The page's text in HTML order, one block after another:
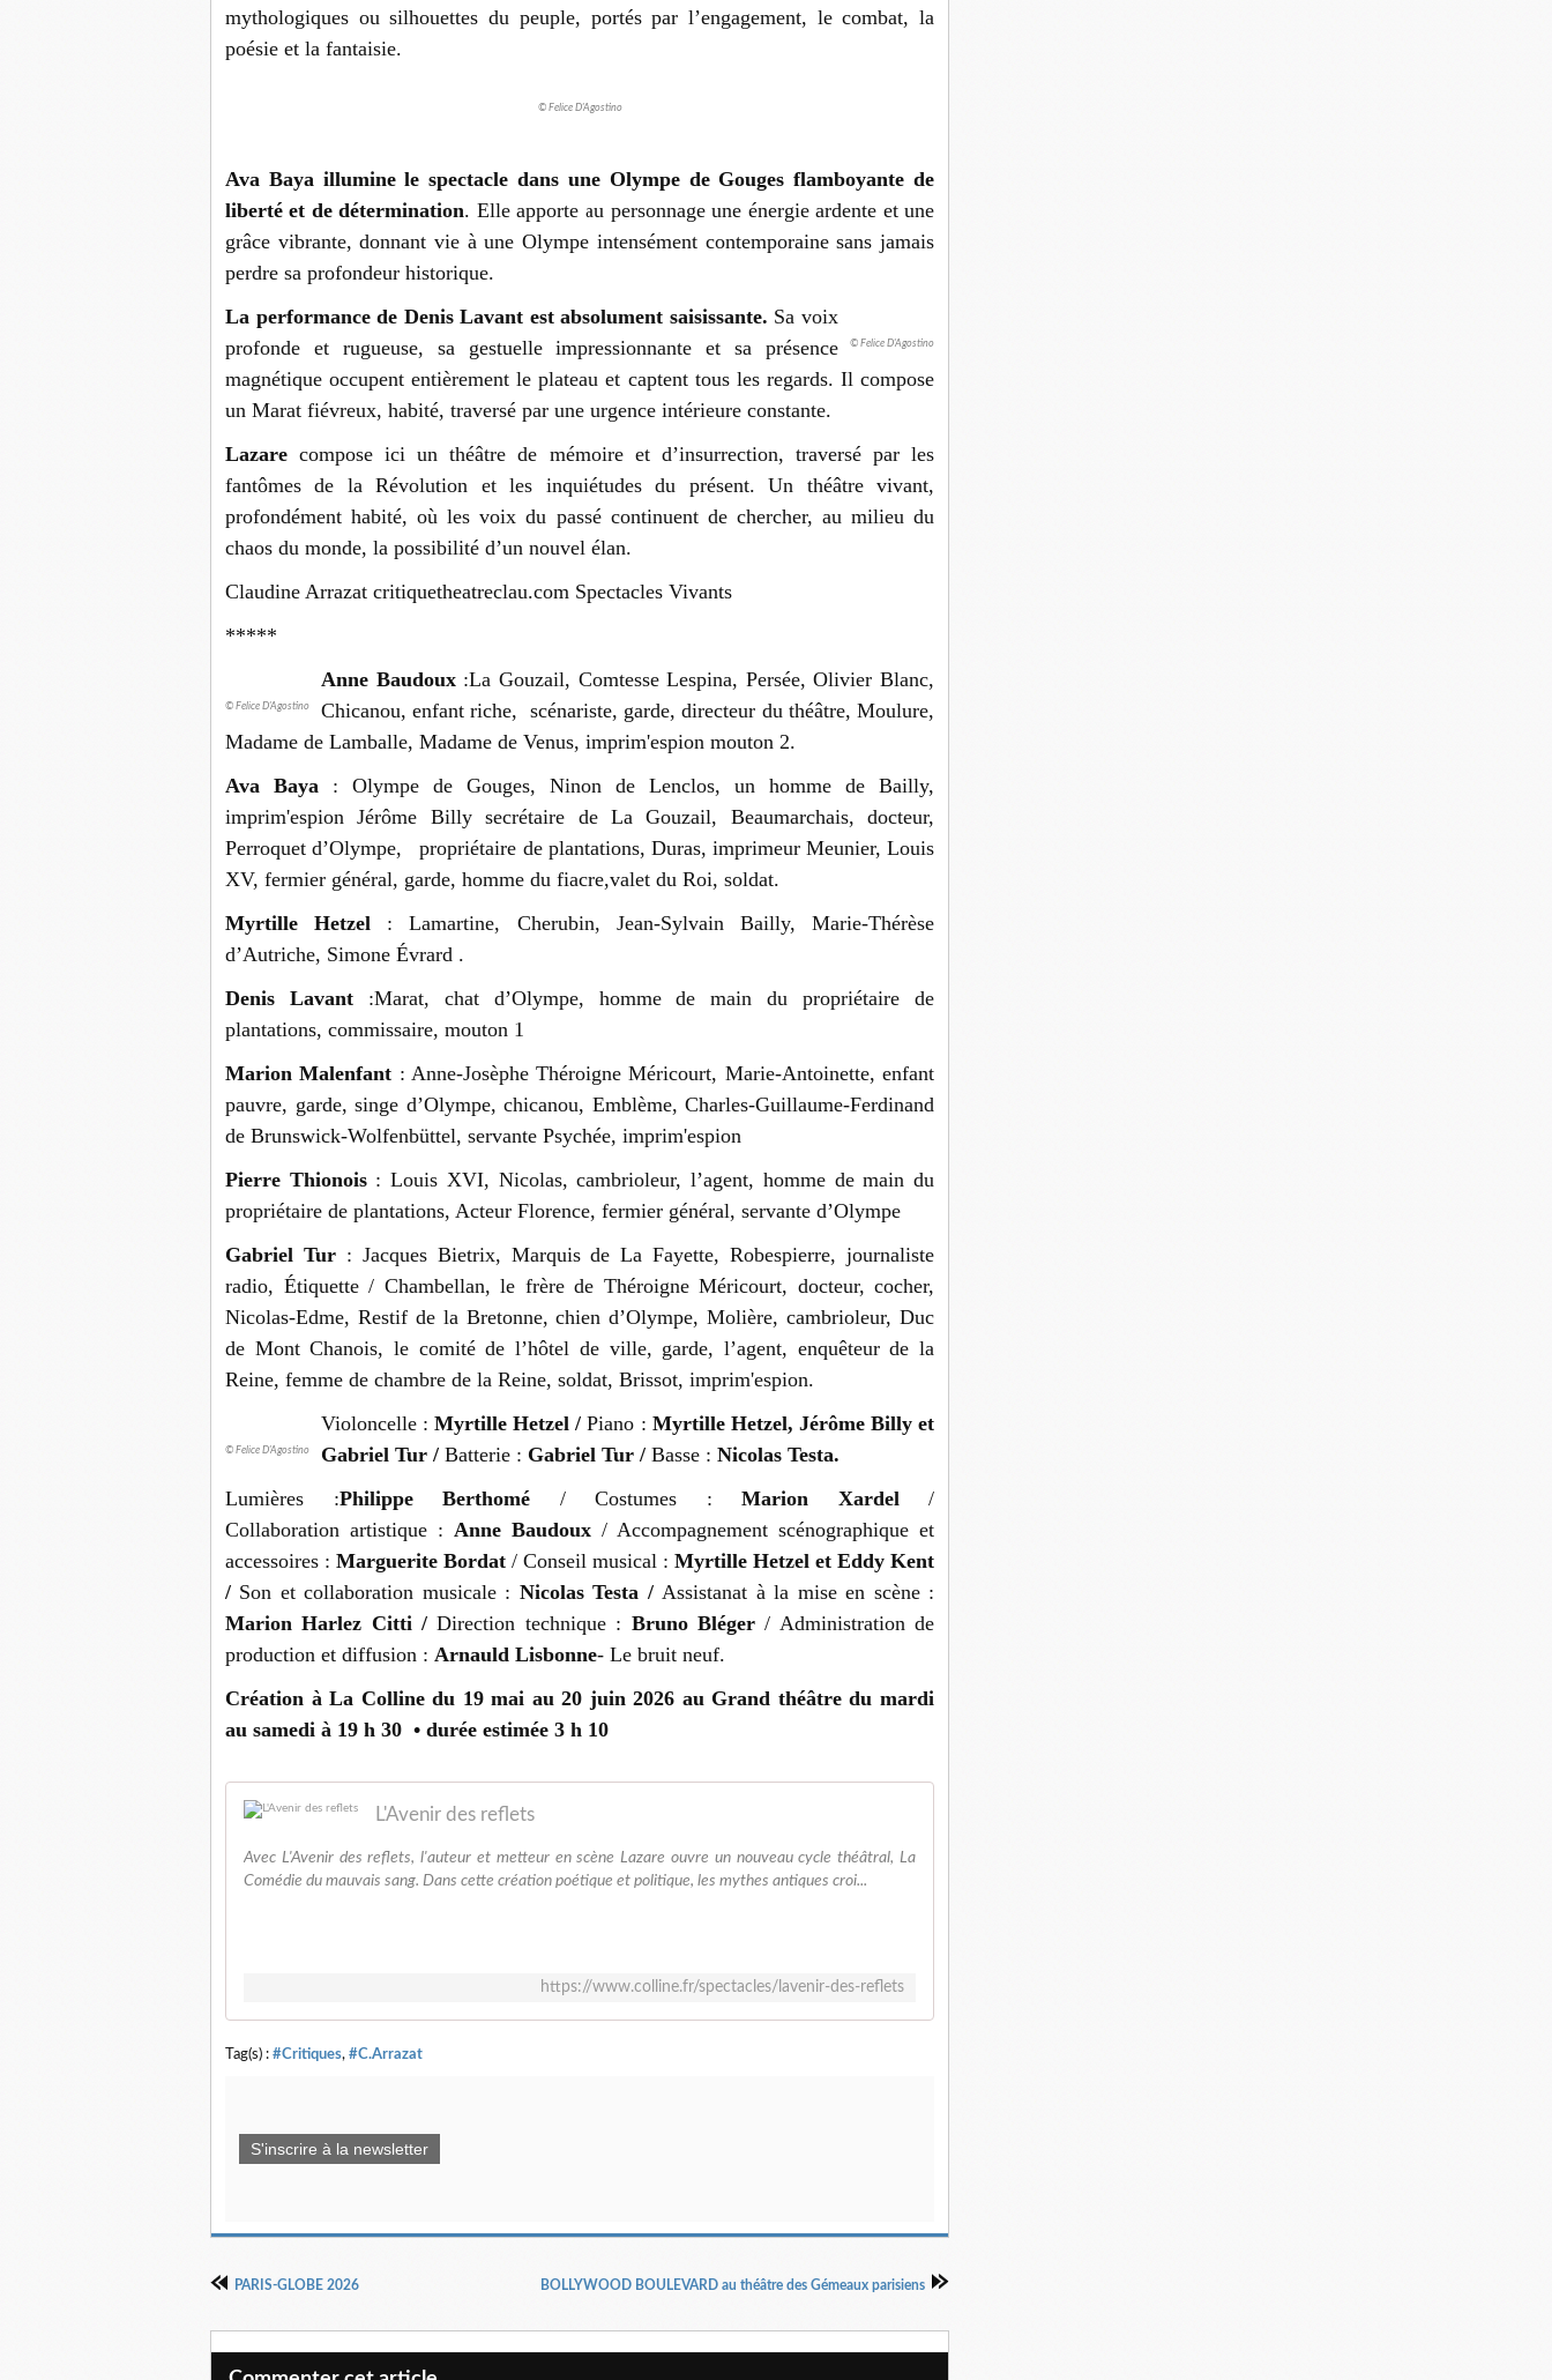
mythologiques ou silhouettes du peuple, portés par l’engagement, le combat, la
poésie et la fantaisie.
© Felice D'Agostino
Ava Baya illumine le spectacle dans une Olympe de Gouges flamboyante de
liberté et de détermination. Elle apporte au personnage une énergie ardente et une
grâce vibrante, donnant vie à une Olympe intensément contemporaine sans jamais
perdre sa profondeur historique.
© Felice D'Agostino
La performance de Denis Lavant est absolument saisissante. Sa voix
profonde et rugueuse, sa gestuelle impressionnante et sa présence
magnétique occupent entièrement le plateau et captent tous les regards. Il compose
un Marat fiévreux, habité, traversé par une urgence intérieure constante.
Lazarecompose ici un théâtre de mémoire et d’insurrection, traversé par les
fantômes de la Révolution et les inquiétudes du présent. Un théâtre vivant,
profondément habité, où les voix du passé continuent de chercher, au milieu du
chaos du monde, la possibilité d’un nouvel élan.
Claudine Arrazat critiquetheatreclau.com Spectacles Vivants
*****
© Felice D'Agostino
Anne Baudoux:La Gouzail, Comtesse Lespina, Persée, Olivier Blanc,
Chicanou, enfant riche, scénariste, garde, directeur du théâtre, Moulure,
Madame de Lamballe, Madame de Venus, imprim'espion mouton 2.
Ava Baya : Olympe de Gouges, Ninon de Lenclos, un homme de Bailly,
imprim'espion Jérôme Billy secrétaire de La Gouzail, Beaumarchais, docteur,
Perroquet d’Olympe, propriétaire de plantations, Duras, imprimeur Meunier, Louis
XV, fermier général, garde, homme du fiacre,valet du Roi, soldat.
Myrtille Hetzel : Lamartine, Cherubin, Jean-Sylvain Bailly, Marie-Thérèse
d’Autriche, Simone Évrard .
Denis Lavant :Marat, chat d’Olympe, homme de main du propriétaire de
plantations, commissaire, mouton 1
Marion Malenfant : Anne-Josèphe Théroigne Méricourt, Marie-Antoinette, enfant
pauvre, garde, singe d’Olympe, chicanou, Emblème, Charles-Guillaume-Ferdinand
de Brunswick-Wolfenbüttel, servante Psychée, imprim'espion
Pierre Thionois: Louis XVI, Nicolas, cambrioleur, l’agent, homme de main du
propriétaire de plantations, Acteur Florence, fermier général, servante d’Olympe
Gabriel Tur : Jacques Bietrix, Marquis de La Fayette, Robespierre, journaliste
radio, Étiquette / Chambellan, le frère de Théroigne Méricourt, docteur, cocher,
Nicolas-Edme, Restif de la Bretonne, chien d’Olympe, Molière, cambrioleur, Duc
de Mont Chanois, le comité de l’hôtel de ville, garde, l’agent, enquêteur de la
Reine, femme de chambre de la Reine, soldat, Brissot, imprim'espion.
© Felice D'Agostino
Violoncelle :Myrtille Hetzel /Piano : Myrtille Hetzel, Jérôme Billy et
Gabriel Tur / Batterie : Gabriel Tur / Basse : Nicolas Testa.
Lumières :Philippe Berthomé / Costumes : Marion Xardel/
Collaboration artistique : Anne Baudoux / Accompagnement scénographique et
accessoires : Marguerite Bordat / Conseil musical : Myrtille Hetzel et Eddy Kent
/ Son et collaboration musicale : Nicolas Testa /Assistanat à la mise en scène :
Marion Harlez Citti /Direction technique : Bruno Bléger/ Administration de
production et diffusion : Arnauld Lisbonne- Le bruit neuf.
Création à La Colline du 19 mai au 20 juin 2026 au Grand théâtre du mardi
au samedi à 19 h 30 • durée estimée 3 h 10
L'Avenir des reflets
Avec L'Avenir des reflets, l'auteur et metteur en scène Lazare ouvre un nouveau cycle théâtral, La
Comédie du mauvais sang. Dans cette création poétique et politique, les mythes antiques croi...
https://www.colline.fr/spectacles/lavenir-des-reflets
Tag(s) : #Critiques, #C.Arrazat
S'inscrire à la newsletter
PARIS‑GLOBE 2026 BOLLYWOOD BOULEVARD au théâtre des Gémeaux parisiens